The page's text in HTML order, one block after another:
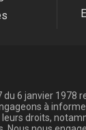
6 janvier 1978
à
droits,